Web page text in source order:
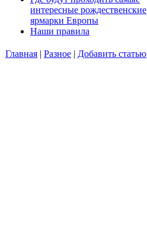
интересные рождественские
ярмарки Европы
Наши правила
Главная | Разное | Добавить статью